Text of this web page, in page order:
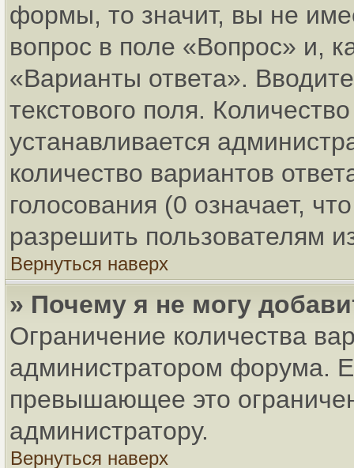
формы, то значит, вы не
вопрос в поле «Вопрос» и,
«Варианты ответа».
текстового поля.
устанавливается
количество вариантов
голосования (0 означает,
разрешить пользователям
Вернуться наверх
» Почему я не могу
Ограничение количества
администратором форума.
превышающее это
администратору.
Вернуться наверх